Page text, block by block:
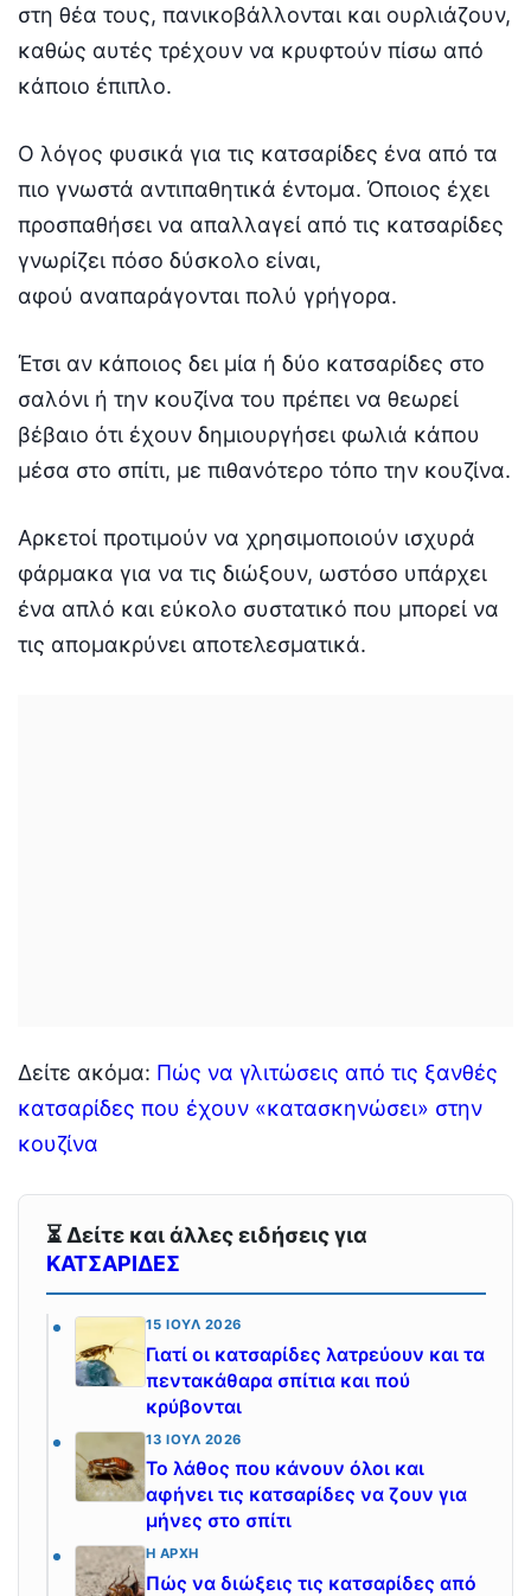
στη θέα τους, πανικοβάλλονται και ουρλιάζουν,
καθώς αυτές τρέχουν να κρυφτούν πίσω από
κάποιο έπιπλο.
Ο λόγος φυσικά για τις κατσαρίδες ένα από τα
πιο γνωστά αντιπαθητικά έντομα. Όποιος έχει
προσπαθήσει να απαλλαγεί από τις κατσαρίδες
γνωρίζει πόσο δύσκολο είναι,
αφού αναπαράγονται πολύ γρήγορα.
Έτσι αν κάποιος δει μία ή δύο κατσαρίδες στο
σαλόνι ή την κουζίνα του πρέπει να θεωρεί
βέβαιο ότι έχουν δημιουργήσει φωλιά κάπου
μέσα στο σπίτι, με πιθανότερο τόπο την κουζίνα.
Αρκετοί προτιμούν να χρησιμοποιούν ισχυρά
φάρμακα για να τις διώξουν, ωστόσο υπάρχει
ένα απλό και εύκολο συστατικό που μπορεί να
τις απομακρύνει αποτελεσματικά.
Δείτε ακόμα: Πώς να γλιτώσεις από τις ξανθές
κατσαρίδες που έχουν «κατασκηνώσει» στην
κουζίνα
⏳ Δείτε και άλλες ειδήσεις για
ΚΑΤΣΑΡΙΔΕΣ
15 ΙΟΎΛ 2026
Γιατί οι κατσαρίδες λατρεύουν και τα
πεντακάθαρα σπίτια και πού
κρύβονται
13 ΙΟΎΛ 2026
Το λάθος που κάνουν όλοι και
αφήνει τις κατσαρίδες να ζουν για
μήνες στο σπίτι
Η ΑΡΧΉ
Πώς να διώξεις τις κατσαρίδες από